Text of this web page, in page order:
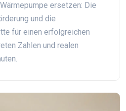
kostet
ersetzen: Die
und die
für einen erfolgreichen
Zahlen und realen